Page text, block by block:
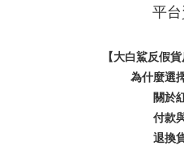
平
【大白鯊反假
為什麼選
關於
付款
退換